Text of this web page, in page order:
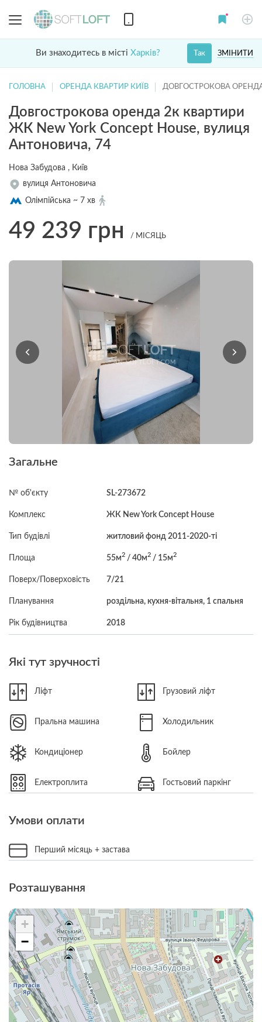
Ви знаходитесь в місті Харків? ЗМІНИТИ
Так
ГОЛОВНА ОРЕНДА КВАРТИР КИЇВ ДОВГОСТРОКОВА ОРЕНДА
Довгострокова оренда 2к квартири
ЖК New York Concept House, вулиця
Антоновича, 74
Нова Забудова , Київ
вулиця Антоновича
Олімпійська ~ 7 хв
49 239 грн / МІСЯЦЬ
Загальне
№ об'єкту SL-273672
Комплекс ЖК New York Concept House
Тип будівлі житловий фонд 2011-2020-ті
Площа 55м2 / 40м2 / 15м2
Поверх/Поверховість 7/21
Планування роздільна, кухня-вітальня, 1 спальня
Рік будівництва 2018
Які тут зручності
Ліфт Грузовий ліфт
Пральна машина Холодильник
Кондиціонер Бойлер
Електроплита Гостьовий паркінг
Умови оплати
Перший місяць + застава
Розташування
+
−